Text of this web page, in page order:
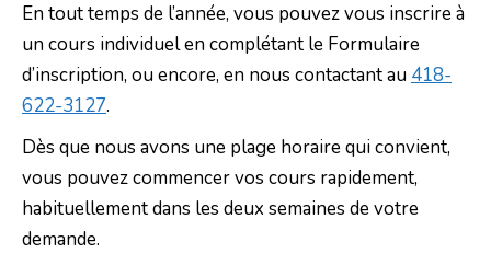
En tout temps de l’année, vous pouvez vous inscrire à
un cours individuel en complétant le Formulaire
d’inscription, ou encore, en nous contactant au 418-
622-3127.
Dès que nous avons une plage horaire qui convient,
vous pouvez commencer vos cours rapidement,
habituellement dans les deux semaines de votre
demande.